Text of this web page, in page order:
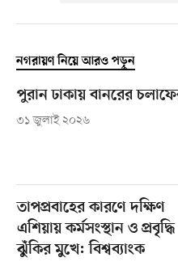
নগরায়ণ নিয়ে আরও পড়ুন
পুরান ঢাকায় বানরের
৩১ জুলাই ২০২৬
তাপপ্রবাহের কারণে দক্ষিণ
এশিয়ায় কর্মসংস্থান ও প্রবৃদ্ধি
ঝুঁকির মুখে: বিশ্বব্যাংক